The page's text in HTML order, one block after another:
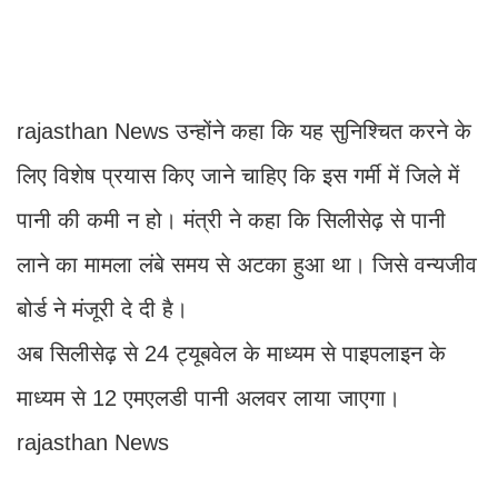
rajasthan News उन्होंने कहा कि यह सुनिश्चित करने के
लिए विशेष प्रयास किए जाने चाहिए कि इस गर्मी में जिले में
पानी की कमी न हो। मंत्री ने कहा कि सिलीसेढ़ से पानी
लाने का मामला लंबे समय से अटका हुआ था। जिसे वन्यजीव
बोर्ड ने मंजूरी दे दी है।
अब सिलीसेढ़ से 24 ट्यूबवेल के माध्यम से पाइपलाइन के
माध्यम से 12 एमएलडी पानी अलवर लाया जाएगा।
rajasthan News